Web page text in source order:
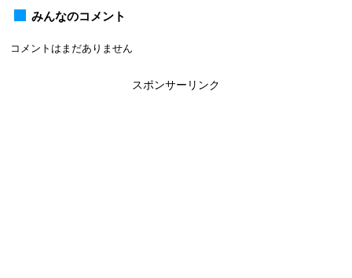
みんなのコメント
コメントはまだありません
スポンサーリンク